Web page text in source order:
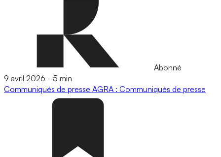
Abonné
9 avril 2026 - 5 min
Communiqués de presse AGRA : Communiqués de presse